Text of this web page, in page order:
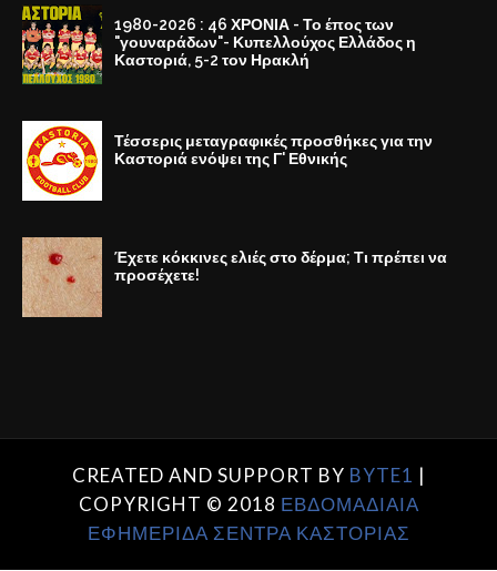
1980-2026 : 46 ΧΡΟΝΙΑ - Το έπος των
"γουναράδων"- Κυπελλούχος Ελλάδος η
Καστοριά, 5-2 τον Ηρακλή
Τέσσερις μεταγραφικές προσθήκες για την
Καστοριά ενόψει της Γ' Εθνικής
Έχετε κόκκινες ελιές στο δέρμα; Τι πρέπει να
προσέχετε!
CREATED AND SUPPORT BY BYTE1 |
COPYRIGHT © 2018 ΕΒΔΟΜΑΔΙΑΙΑ
ΕΦΗΜΕΡΙΔΑ ΣΕΝΤΡΑ ΚΑΣΤΟΡΙΑΣ